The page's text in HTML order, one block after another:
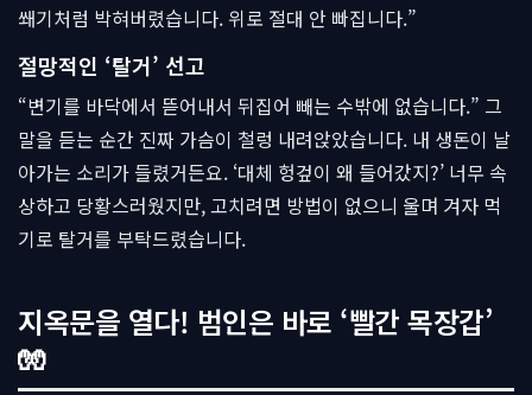
쐐기처럼 박혀버렸습니다. 위로 절대 안 빠집니다.”
절망적인 ‘탈거’ 선고
“변기를 바닥에서 뜯어내서 뒤집어 빼는 수밖에 없습니다.” 그
말을 듣는 순간 진짜 가슴이 철렁 내려앉았습니다. 내 생돈이 날
아가는 소리가 들렸거든요. ‘대체 헝겊이 왜 들어갔지?’ 너무 속
상하고 당황스러웠지만, 고치려면 방법이 없으니 울며 겨자 먹
기로 탈거를 부탁드렸습니다.
지옥문을 열다! 범인은 바로 ‘빨간 목장갑’
🧤